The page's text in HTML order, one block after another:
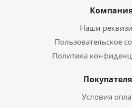
Наши
Пользовательское
Политика
Условия